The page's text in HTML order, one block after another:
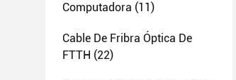
Computadora (11)
Cable De Fribra Óptica De
FTTH (22)